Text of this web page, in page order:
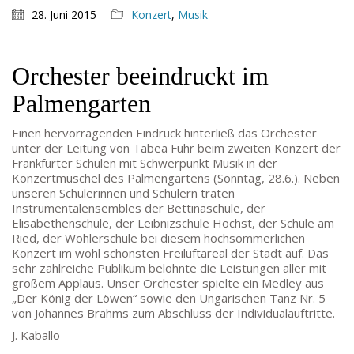
28. Juni 2015 Konzert, Musik
Orchester beeindruckt im
Palmengarten
Einen hervorragenden Eindruck hinterließ das Orchester
unter der Leitung von Tabea Fuhr beim zweiten Konzert der
Frankfurter Schulen mit Schwerpunkt Musik in der
Konzertmuschel des Palmengartens (Sonntag, 28.6.). Neben
unseren Schülerinnen und Schülern traten
Instrumentalensembles der Bettinaschule, der
Elisabethenschule, der Leibnizschule Höchst, der Schule am
Ried, der Wöhlerschule bei diesem hochsommerlichen
Konzert im wohl schönsten Freiluftareal der Stadt auf. Das
sehr zahlreiche Publikum belohnte die Leistungen aller mit
großem Applaus. Unser Orchester spielte ein Medley aus
„Der König der Löwen“ sowie den Ungarischen Tanz Nr. 5
von Johannes Brahms zum Abschluss der Individualauftritte.
J. Kaballo
Melanie Jakob, Angela Thönissen
TEL: 069-212-36869
SCHULLEITUNG
Schulleiterin:Dr. Ute Utech (OStD’n)
stellv. Schulleitung: nn
Studienleiter:Marco Penirschke (StD)
Erweiterte Schulleitung:Hans-Dieter Bunger (StD),
Anette Reifenberg (StD’n), Elke Heidl-Charmillon
(StD’n)